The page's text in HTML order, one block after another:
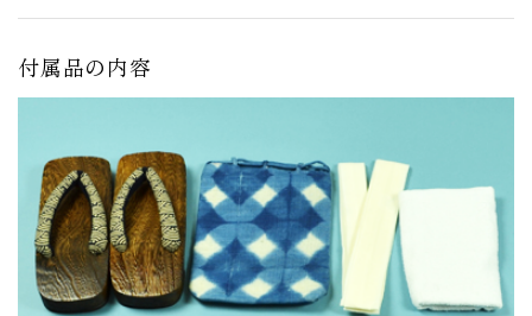
付属品の内容